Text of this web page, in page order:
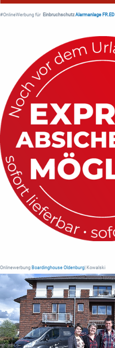
#OnlineWerbung für Einbruchschutz Alarmanlage FR.ED
Onlinewerbung Boardinghouse Oldenburg | Kowalski